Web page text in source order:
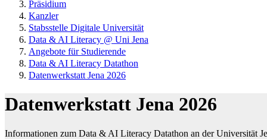
Präsidium
Kanzler
Stabsstelle Digitale Universität
Data & AI Literacy @ Uni Jena
Angebote für Studierende
Data & AI Literacy Datathon
Datenwerkstatt Jena 2026
Datenwerkstatt Jena 2026
Informationen zum Data & AI Literacy Datathon an der Universität